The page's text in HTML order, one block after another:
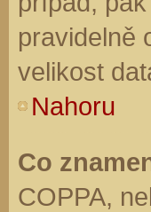
pravidelně
velikost
Nahoru
Co
COPPA,